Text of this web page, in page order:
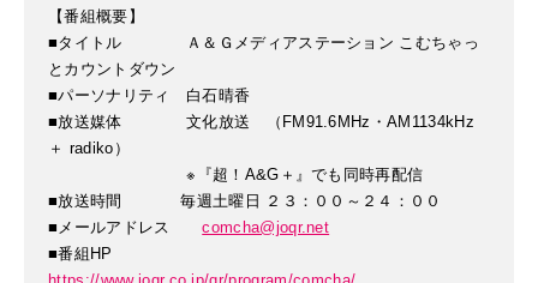
【番組概要】
■タイトル Ａ＆Ｇメディアステーション こむちゃっ
とカウントダウン
■パーソナリティ 白石晴香
■放送媒体 文化放送 （FM91.6MHz・AM1134kHz
＋ radiko）
※『超！A&G＋』でも同時再配信
■放送時間 毎週土曜日 ２３：００～２４：００
■メールアドレスcomcha@joqr.net
■番組HP